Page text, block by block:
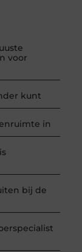
voor
kunt
in
bij de